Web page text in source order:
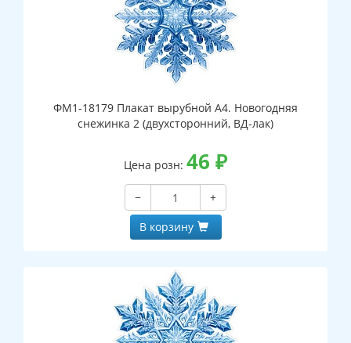
ФМ1-18179 Плакат вырубной А4. Новогодняя
снежинка 2 (двухсторонний, ВД-лак)
Цена розн: 46 ₽
−
+
В корзину